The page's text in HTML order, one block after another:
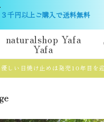
３千円以上ご購入で送料無料
naturalshop Yafa
Yafa
しい日焼け止めは発売10年目を